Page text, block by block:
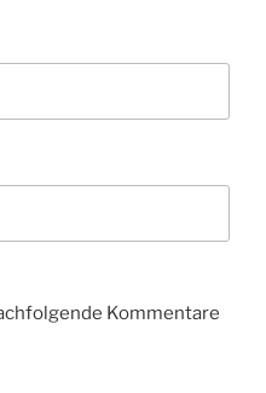
Kommentare